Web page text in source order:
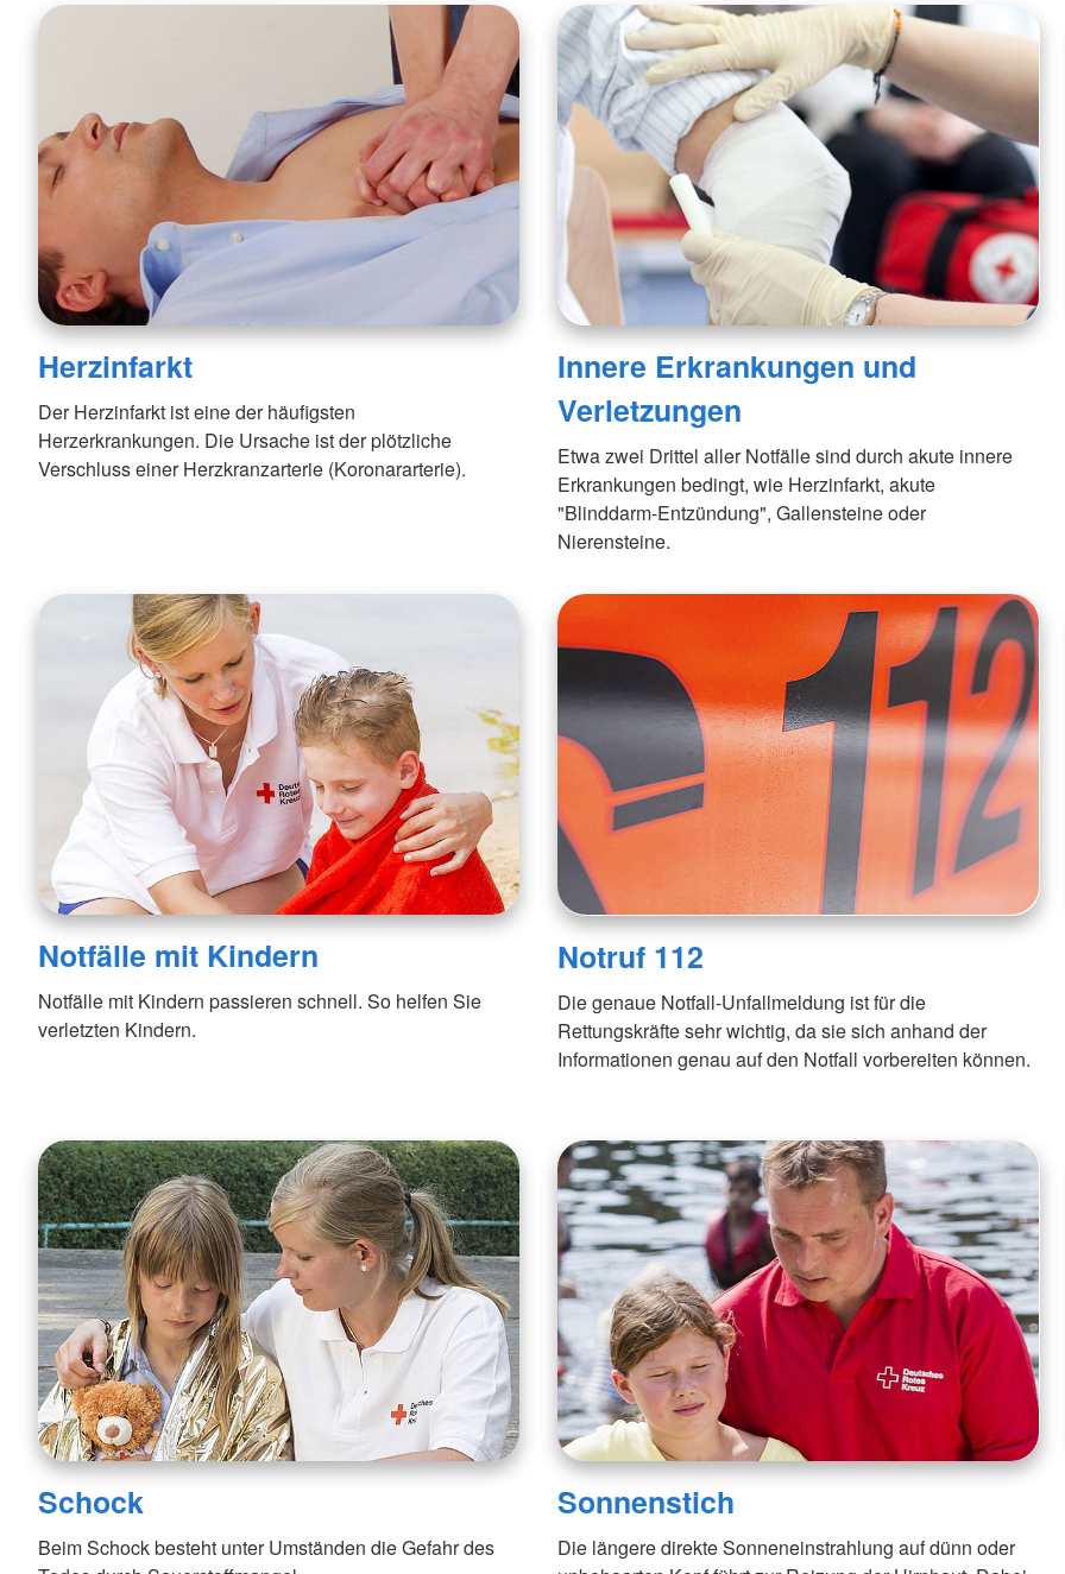
Herzinfarkt
Der Herzinfarkt ist eine der häufigsten
Herzerkrankungen. Die Ursache ist der plötzliche
Verschluss einer Herzkranzarterie (Koronararterie).
Innere Erkrankungen und
Verletzungen
Etwa zwei Drittel aller Notfälle sind durch akute innere
Erkrankungen bedingt, wie Herzinfarkt, akute
"Blinddarm-Entzündung", Gallensteine oder
Nierensteine.
Notfälle mit Kindern
Notfälle mit Kindern passieren schnell. So helfen Sie
verletzten Kindern.
Notruf 112
Die genaue Notfall-Unfallmeldung ist für die
Rettungskräfte sehr wichtig, da sie sich anhand der
Informationen genau auf den Notfall vorbereiten können.
Schock
Beim Schock besteht unter Umständen die Gefahr des
Sonnenstich
Die längere direkte Sonneneinstrahlung auf dünn oder